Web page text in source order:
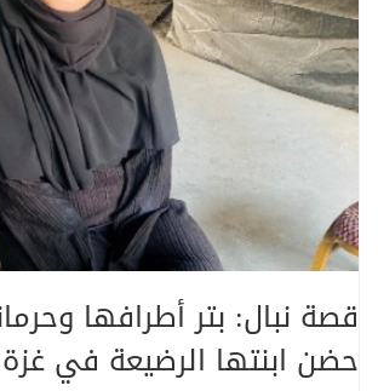
قصة نبال: بتر أطرافها
حضن ابنتها الرضيعة في غزة